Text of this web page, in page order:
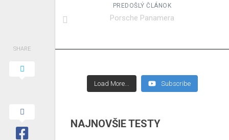
SHARE
PREDOŠLÝ ČLÁNOK
Porsche Panamera
Load More... Subscribe
NAJNOVŠIE TESTY